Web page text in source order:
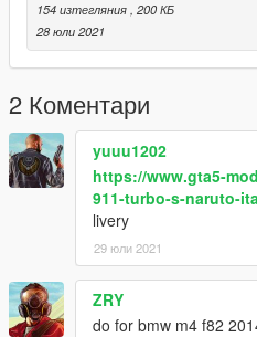
154 изтегляния , 200 КБ
28 юли 2021
2 Коментари
yuuu1202
https://www.gta5-
911-turbo-s-naruto-
livery
29 юли 2021
ZRY
do for bmw m4 f82